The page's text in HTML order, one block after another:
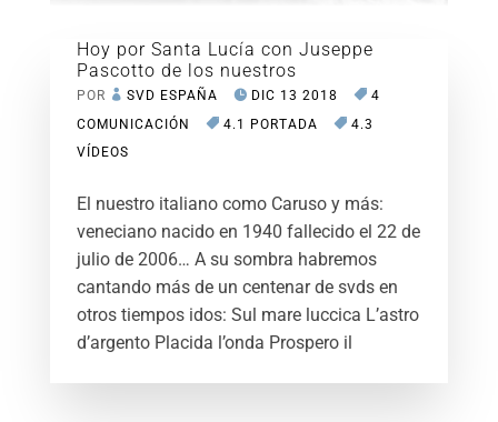
Hoy por Santa Lucía con Juseppe
Pascotto de los nuestros
POR SVD ESPAÑA DIC 13 2018
4
COMUNICACIÓN
4.1 PORTADA
4.3
VÍDEOS
El nuestro italiano como Caruso y más:
veneciano nacido en 1940 fallecido el 22 de
julio de 2006… A su sombra habremos
cantando más de un centenar de svds en
otros tiempos idos: Sul mare luccica L’astro
d’argento Placida l’onda Prospero il